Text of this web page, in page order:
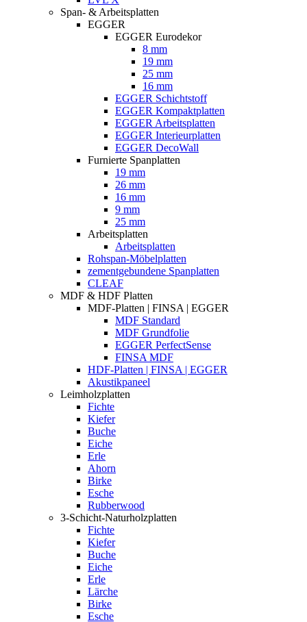
Span- & Arbeitsplatten
EGGER
EGGER Eurodekor
8 mm
19 mm
25 mm
16 mm
EGGER Schichtstoff
EGGER Kompaktplatten
EGGER Arbeitsplatten
EGGER Interieurplatten
EGGER DecoWall
Furnierte Spanplatten
19 mm
26 mm
16 mm
9 mm
25 mm
Arbeitsplatten
Arbeitsplatten
Rohspan-Möbelplatten
zementgebundene Spanplatten
CLEAF
MDF & HDF Platten
MDF-Platten | FINSA | EGGER
MDF Standard
MDF Grundfolie
EGGER PerfectSense
FINSA MDF
HDF-Platten | FINSA | EGGER
Akustikpaneel
Leimholzplatten
Fichte
Kiefer
Buche
Eiche
Erle
Ahorn
Birke
Esche
Rubberwood
3-Schicht-Naturholzplatten
Fichte
Kiefer
Buche
Eiche
Erle
Lärche
Birke
Esche